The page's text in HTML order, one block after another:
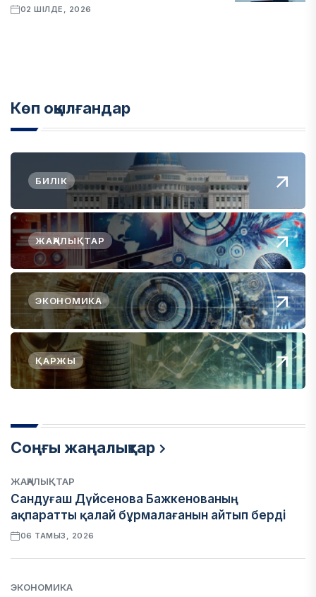
02 ШІЛДЕ, 2026
Көп оқылғандар
БИЛІК
ЖАҢАЛЫҚТАР
ЭКОНОМИКА
ҚАРЖЫ
Соңғы жаңалықтар
ЖАҢАЛЫҚТАР
Сандуғаш Дүйсенова Бажкенованың
ақпаратты қалай бұрмалағанын айтып берді
06 ТАМЫЗ, 2026
ЭКОНОМИКА